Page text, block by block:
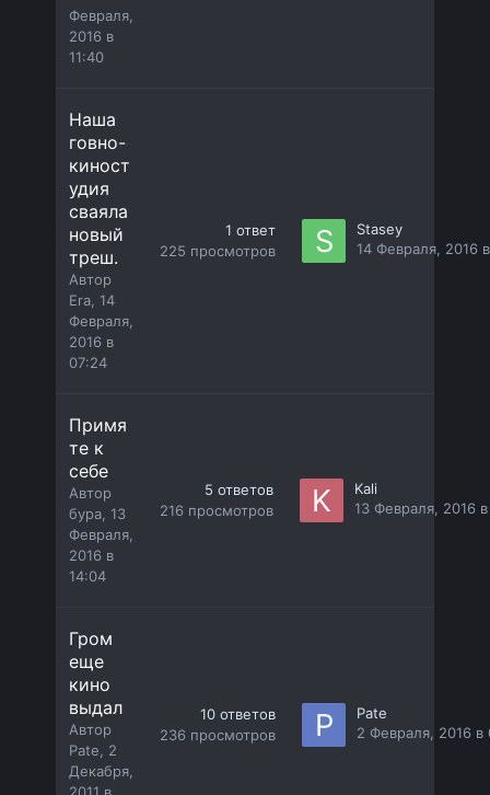
Февраля,
2016 в
11:40
Наша
говно-
киност
удия
сваяла
новый
треш.
Автор
Era ,14
Февраля,
2016 в
07:24
1 ответ
225 просмотров
Stasey
14 Февраля, 2016
Примя
те к
себе
Автор
бура ,13
Февраля,
2016 в
14:04
5 ответов
216 просмотров
Kali
13 Февраля, 2016 в
Гром
еще
кино
выдал
Автор
Pate
2
Декабря,
10 ответов
236 просмотров
Pate
2 Февраля, 2016 в